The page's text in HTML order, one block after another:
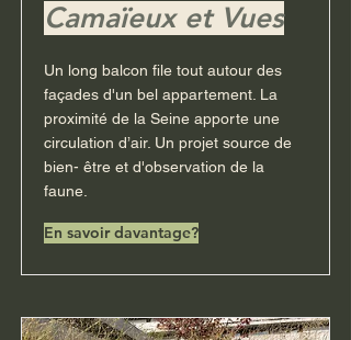
Camaïeux et Vues
Un long balcon file tout autour des
façades d'un bel appartement. La
proximité de la Seine apporte une
circulation d’air. Un projet source de
bien- être et d'observation de la
faune.
En savoir davantage?